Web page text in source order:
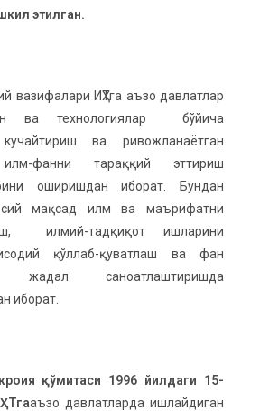
этилган.
вазифалари ИҲТга аъзо давлатлар
ва технологиялар бўйича
ва ривожланаётган
фанни тараққий эттириш
оширишдан иборат. Бундан
мақсад илм ва маърифатни
илмий-тадқиқот ишларини
қўллаб-қуватлаш ва фан
жадал саноатлаштиришда
иборат.
қўмитаси 1996 йилдаги 15-
аъзо давлатларда ишлайдиган